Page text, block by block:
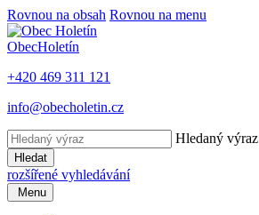
Rovnou na obsah Rovnou na menu
ObecHoletín
+420 469 311 121
info@obecholetin.cz
Hledaný výraz
Hledat
rozšířené vyhledávání
Menu